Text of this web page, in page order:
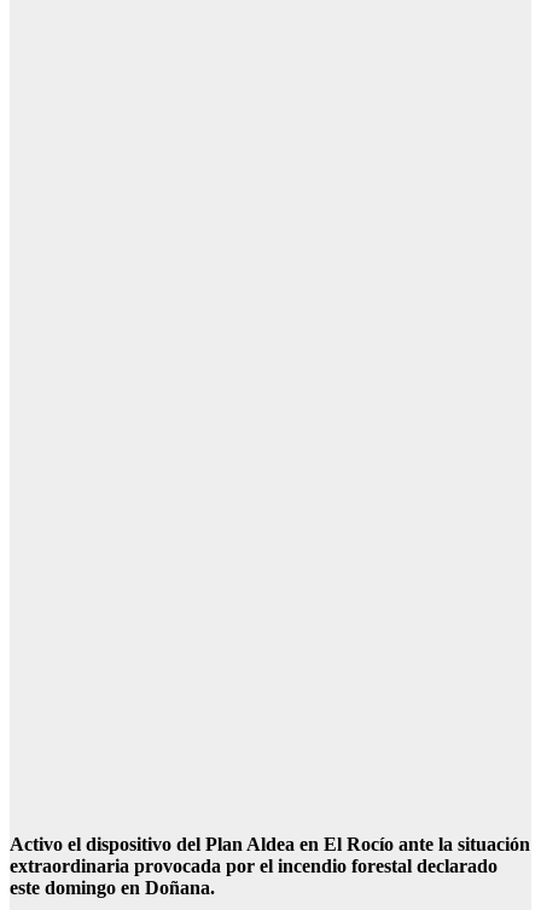
Activo el dispositivo del Plan Aldea en El Rocío ante la situación
extraordinaria provocada por el incendio forestal declarado
este domingo en Doñana.